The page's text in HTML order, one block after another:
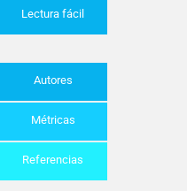
Lectura fácil
Autores
Métricas
Referencias